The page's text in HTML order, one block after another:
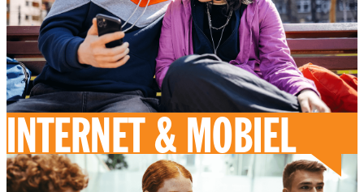
INTERNET & MOBIEL